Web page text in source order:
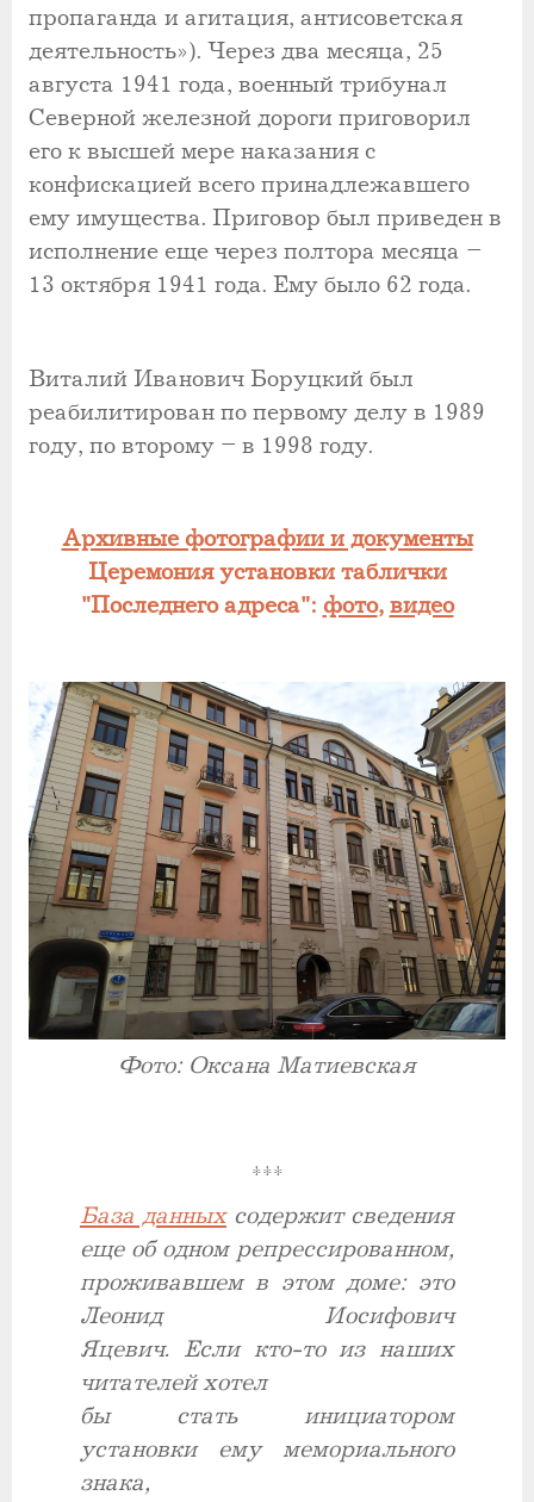
пропаганда и агитация, антисоветская
деятельность»). Через два месяца, 25
августа 1941 года, военный трибунал
Северной железной дороги приговорил
его к высшей мере наказания с
конфискацией всего принадлежавшего
ему имущества. Приговор был приведен в
исполнение еще через полтора месяца –
13 октября 1941 года. Ему было 62 года.
Виталий Иванович Боруцкий был
реабилитирован по первому делу в 1989
году, по второму – в 1998 году.
Архивные фотографии и документы
Церемония установки таблички
"Последнего адреса": фото, видео
Фото: Оксана Матиевская
***
База данныхсодержит сведения
еще об одном репрессированном,
проживавшем в этом доме: это
Леонид Иосифович
Яцевич. Если кто-то из наших
читателей хотел
бы стать инициатором
установки ему мемориального
знака,